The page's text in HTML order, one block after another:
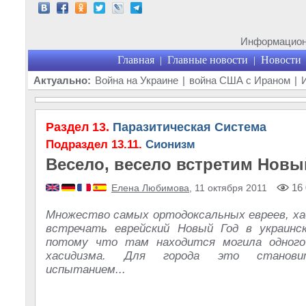
Главная | Главные новости | Новости
Актуально: Война на Украине | война США с Ираном |
Раздел 13. Паразитическая Система
Подраздел 13.11. Сионизм
Весело, весело встретим
Елена Любимова , 11 октября 2011 16
Множество самых ортодоксальных евреев,
встречать еврейский Новый Год в
потому что там находится могила
хасидизма. Для города это
испытанием...